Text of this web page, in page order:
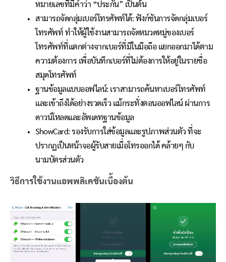
หมายเลขที่มีคำว่า “ประกัน” เป็นต้น
สามารถจัดกลุ่มเบอร์โทรศัพท์ได้: ฟังก์ชันการจัดกลุ่มเบอร์
โทรศัพท์ ทำให้ผู้ใช้งานสามารถจัดหมวดหมู่ของเบอร์
โทรศัพท์ที่แตกต่างจากเบอร์ที่มีในมือถือ แยกออกมาได้ตาม
ความต้องการ เพื่อบันทึกเบอร์ที่ไม่ต้องการให้อยู่ในรายชื่อ
สมุดโทรศัพท์
ฐานข้อมูลแบบออฟไลน์: เราสามารถค้นหาเบอร์โทรศัพท์
และเข้าถึงได้อย่างรวดเร็ว แม้กระทั่งตอนออฟไลน์ ผ่านการ
ดาวน์โหลดและอัพเดทฐานข้อมูล
ShowCard: รองรับการใส่ข้อมูลและรูปภาพส่วนตัว ที่จะ
ปรากฏเป็นหน้าจอผู้รับสายเมื่อโทรออกได้ คล้ายๆ กับ
นามบัตรส่วนตัว
วิธีการใช้งานแอพพลิเคชันเบื้องต้น